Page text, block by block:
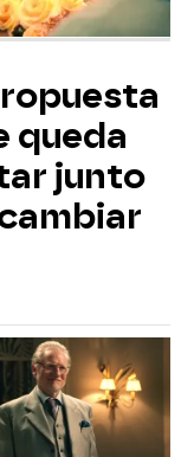
queda
junto